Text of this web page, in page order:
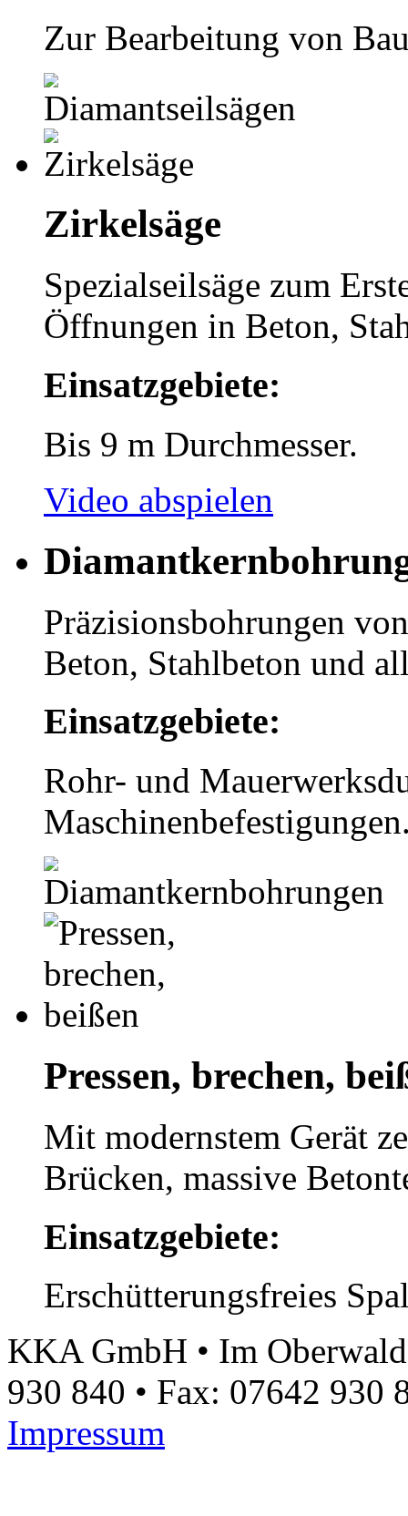
Zur Bearbeitung von
Zirkelsäge
Spezialseilsäge zum
Öffnungen in Beton,
Einsatzgebiete:
Bis 9 m Durchmesser.
Video abspielen
Präzisionsbohrungen
Beton, Stahlbeton und
Einsatzgebiete:
Rohr- und
Pressen, brechen,
Mit modernstem Gerät
Brücken, massive
Einsatzgebiete:
Erschütterungsfreies
KKA GmbH • Im
930 840 • Fax: 07642 930
Impressum